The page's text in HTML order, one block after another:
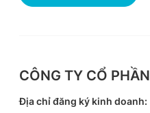
CÔNG TY CỔ
Địa chỉ đăng ký kinh doanh: